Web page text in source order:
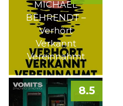
MICHAEL
BEHRENDT –
Verhört
Verkannt
Vereinnahmt
8.5